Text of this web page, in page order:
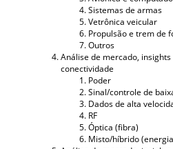
Sistemas de armas
Vetrônica veicular
Propulsão e trem de
Outros
Análise de mercado,
conectividade
Poder
Sinal/controle de
Dados de alta
RF
Óptica (fibra)
Misto/híbrido